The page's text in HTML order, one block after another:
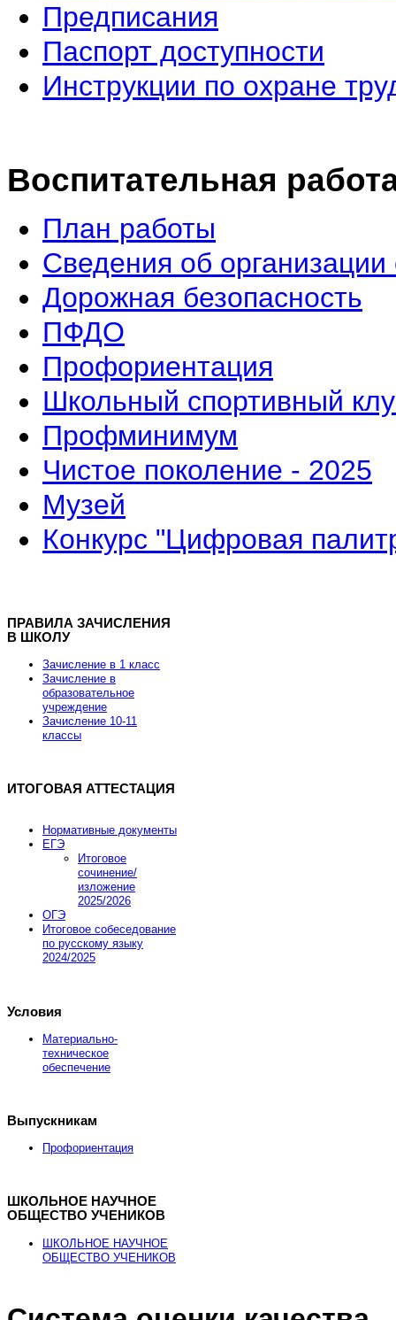
Предписания
Паспорт доступности
Инструкции по охране
Воспитательная
План работы
Сведения об
Дорожная безопасность
ПФДО
Профориентация
Школьный спортивный
Профминимум
Чистое поколение - 2025
Музей
Конкурс "Цифровая
ПРАВИЛА ЗАЧИСЛЕНИЯ
В ШКОЛУ
Зачисление в 1 класс
Зачисление в
образовательное
учреждение
Зачисление 10-11
классы
ИТОГОВАЯ АТТЕСТАЦИЯ
Нормативные документы
ЕГЭ
Итоговое
сочинение/
изложение
2025/2026
ОГЭ
Итоговое собеседование
по русскому языку
2024/2025
Условия
Материально-
техническое
обеспечение
Выпускникам
Профориентация
ШКОЛЬНОЕ НАУЧНОЕ
ОБЩЕСТВО УЧЕНИКОВ
ШКОЛЬНОЕ НАУЧНОЕ
ОБЩЕСТВО УЧЕНИКОВ
Здесь можнокупитьрыболовные катушки